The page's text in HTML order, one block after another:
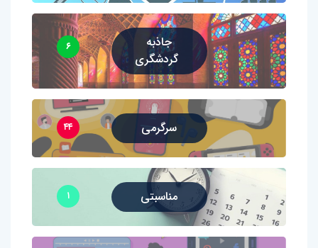
جاذبه
گردشگری
۶
سرگرمی ۴۴
مناسبتی ۱